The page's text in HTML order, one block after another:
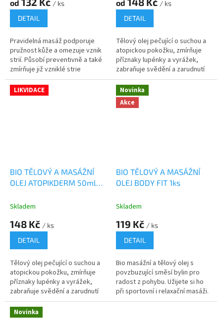
od
/ ks
DETAIL
Pravidelná masáž podporuje
pružnost kůže a omezuje vznik
strií. Působí preventivně a také
zmírňuje již vzniklé strie
od
/ ks
DETAIL
Tělový olej pečující o suchou a
atopickou pokožku, zmírňuje
příznaky lupénky a vyrážek,
zabraňuje svědění a zarudnutí
kůže
LIKVIDACE
BIO TĚLOVÝ A MASÁŽNÍ
OLEJ ATOPIKDERM 50ml
Skladem
148 Kč / ks
DETAIL
Tělový olej pečující o suchou a
atopickou pokožku, zmírňuje
příznaky lupénky a vyrážek,
zabraňuje svědění a zarudnutí
kůže
Novinka
Akce
BIO TĚLOVÝ A MASÁŽNÍ
OLEJ BODY FIT 1ks
Skladem
119 Kč / ks
DETAIL
Bio masážní a tělový olej s
povzbuzující směsí bylin pro
radost z pohybu. Užijete si ho
při sportovní i relaxační masáži.
Novinka